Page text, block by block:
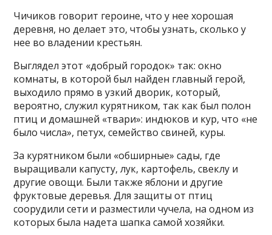
Чичиков говорит героине, что у нее хорошая
деревня, но делает это, чтобы узнать, сколько у
нее во владении крестьян.
Выглядел этот «добрый городок» так: окно
комнаты, в которой был найден главный герой,
выходило прямо в узкий дворик, который,
вероятно, служил курятником, так как был полон
птиц и домашней «твари»: индюков и кур, что «не
было числа», петух, семейство свиней, куры.
За курятником были «обширные» сады, где
выращивали капусту, лук, картофель, свеклу и
другие овощи. Были также яблони и другие
фруктовые деревья. Для защиты от птиц
соорудили сети и разместили чучела, на одном из
которых была надета шапка самой хозяйки.